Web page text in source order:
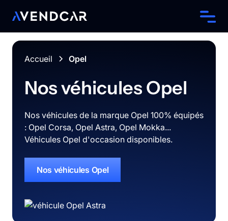
Accueil Opel
Nos véhicules Opel
Nos véhicules de la marque Opel 100% équipés
: Opel Corsa, Opel Astra, Opel Mokka...
Véhicules Opel d'occasion disponibles.
Nos véhicules Opel